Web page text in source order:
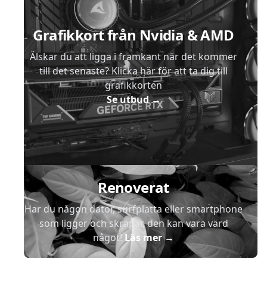
Grafikkort från Nvidia & AMD
Älskar du att ligga i framkant när det kommer
till det senaste? Klicka här för att ta dig till
grafikkorten
Se utbud→
Renoverat
Har du någon dator, surfplatta eller smartphone
som ligger och skräpar, den kan vara värd
något!Läs mer→